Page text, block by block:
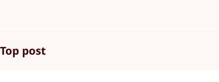
Top post